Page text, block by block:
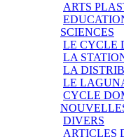
ARTS
SCIENCES
LE CYCLE
LA
LA
LE
CYCLE
DIVERS
ARTICLES